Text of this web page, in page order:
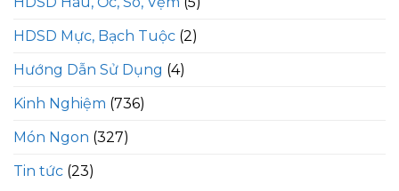
HDSD Mực, Bạch Tuộc (2)
Hướng Dẫn Sử Dụng (4)
Kinh Nghiệm (736)
Món Ngon (327)
Tin tức (23)